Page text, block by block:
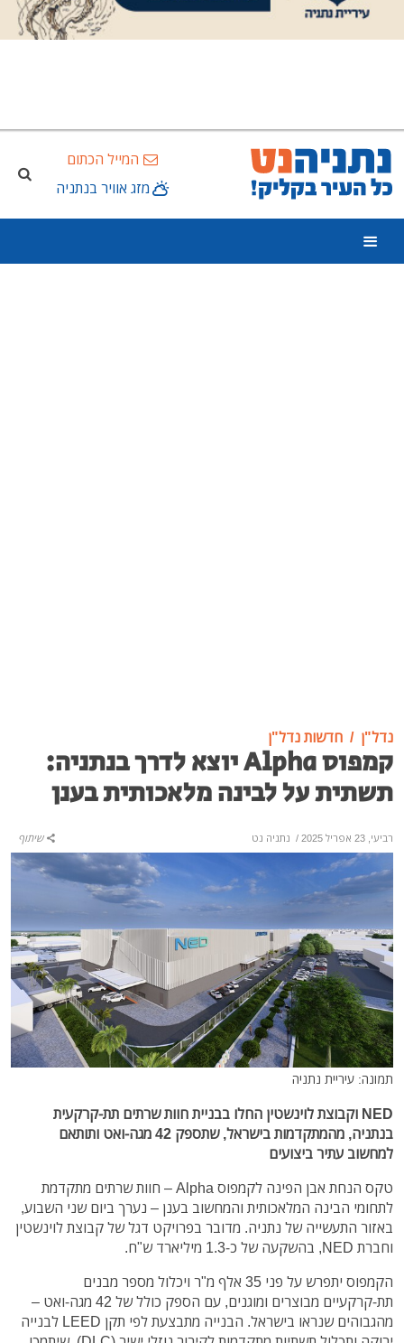
המייל הכתום
מזג אוויר בנתניה
נדל"ן חדשות נדל"ן
קמפוס Alpha יוצא לדרך בנתניה:
תשתית על לבינה מלאכותית בענן
רביעי, 23 אפריל 2025 / נתניה נט שיתוף
תמונה: עיריית נתניה
NED וקבוצת לוינשטין החלו בבניית חוות שרתים תת-קרקעית
בנתניה, מהמתקדמות בישראל, שתספק 42 מגה-ואט ותותאם
למחשוב עתיר ביצועים
טקס הנחת אבן הפינה לקמפוס Alpha – חוות שרתים מתקדמת
לתחומי הבינה המלאכותית והמחשוב בענן – נערך ביום שני השבוע,
באזור התעשייה של נתניה. מדובר בפרויקט דגל של קבוצת לוינשטין
וחברת NED, בהשקעה של כ-1.3 מיליארד ש"ח.
הקמפוס יתפרש על פני 35 אלף מ"ר ויכלול מספר מבנים
תת-קרקעיים מבוצרים ומוגנים, עם הספק כולל של 42 מגה-ואט –
מהגבוהים שנראו בישראל. הבנייה מתבצעת לפי תקן LEED לבנייה